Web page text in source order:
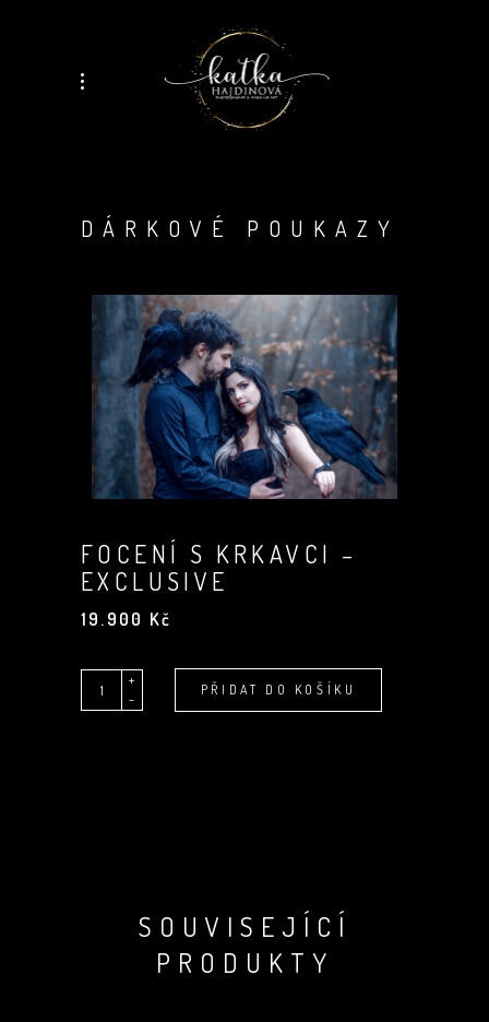
DÁRKOVÉ POUKAZY
FOCENÍ S KRKAVCI –
EXCLUSIVE
19.900 Kč
-
Quantity
+
PŘIDAT DO KOŠÍKU
SOUVISEJÍCÍ
PRODUKTY